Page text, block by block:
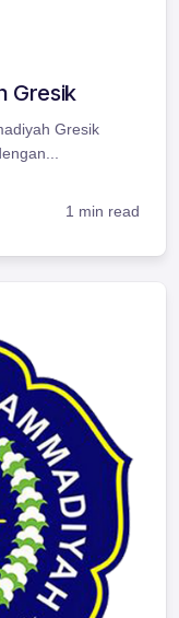
Gresik
Gresik
1 min read